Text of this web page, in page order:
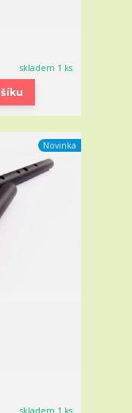
skladem 1 ks
Novinka